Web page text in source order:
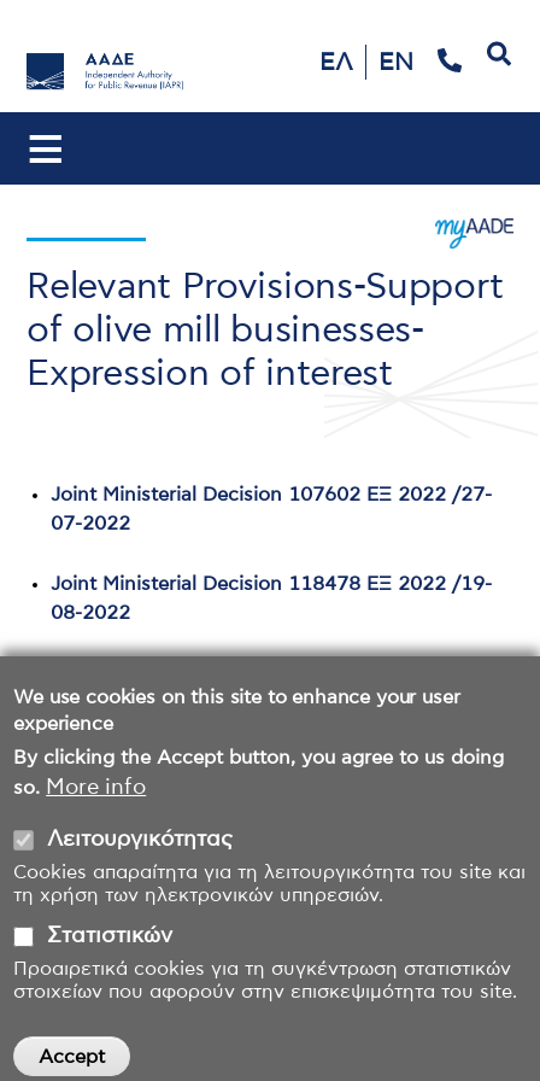
We use cookies on this site to enhance your user
experience
By clicking the Accept button, you agree to us doing
so. More info
Λειτουργικότητας
Cookies απαραίτητα για τη λειτουργικότητα του site και
τη χρήση των ηλεκτρονικών υπηρεσιών.
Στατιστικών
Προαιρετικά cookies για τη συγκέντρωση στατιστικών
στοιχείων που αφορούν στην επισκεψιμότητα του site.
Accept
ΕΛ EN
Relevant Provisions-Support
of olive mill businesses-
Expression of interest
Joint Ministerial Decision 107602 ΕΞ 2022 /27-
07-2022
Joint Ministerial Decision 118478 ΕΞ 2022 /19-
08-2022